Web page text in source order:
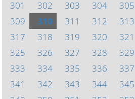
301
302 303 304 305
309
310 311 312 313
317
318 319 320 321
325
326 327 328 329
333
334 335 336 337
341
342 343 344 345